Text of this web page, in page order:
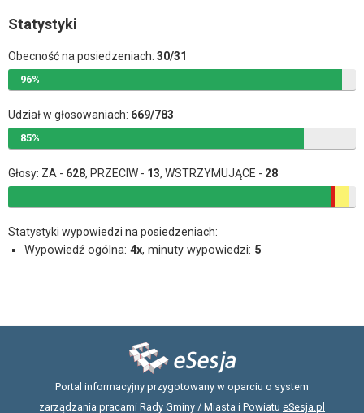
Statystyki
Obecność na posiedzeniach: 30/31
96%
Udział w głosowaniach: 669/783
85%
Głosy: ZA - 628, PRZECIW - 13, WSTRZYMUJĄCE - 28
Statystyki wypowiedzi na posiedzeniach:
Wypowiedź ogólna: 4x, minuty wypowiedzi: 5
Portal informacyjny przygotowany w oparciu o system
zarządzania pracami Rady Gminy / Miasta i Powiatu eSesja.pl